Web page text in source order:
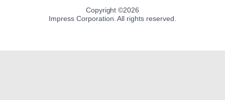
Copyright ©2026
Impress Corporation. All rights reserved.